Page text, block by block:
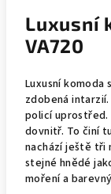
Luxusní
VA720
Luxusní komoda
zdobená
policí uprostřed.
dovnitř. To činí
nachází ještě tři
stejné hnědé
moření a